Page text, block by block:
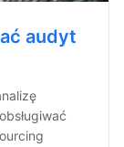
audyt